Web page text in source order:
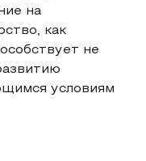
на
как
не
условиям